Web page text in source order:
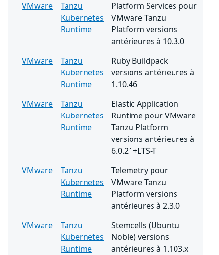
VMware
Tanzu
Kubernetes
Runtime
Platform Services pour
VMware Tanzu
Platform versions
antérieures à 10.3.0
VMware
Tanzu
Kubernetes
Runtime
Ruby Buildpack
versions antérieures à
1.10.46
VMware
Tanzu
Kubernetes
Runtime
Elastic Application
Runtime pour VMware
Tanzu Platform
versions antérieures à
6.0.21+LTS-T
VMware
Tanzu
Kubernetes
Runtime
Telemetry pour
VMware Tanzu
Platform versions
antérieures à 2.3.0
VMware
Tanzu
Kubernetes
Runtime
Stemcells (Ubuntu
Noble) versions
antérieures à 1.103.x